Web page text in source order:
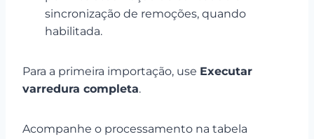
sincronização de remoções, quando
habilitada.
Para a primeira importação, use Executar
varredura completa.
Acompanhe o processamento na tabela